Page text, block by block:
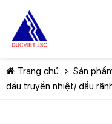
Trang chủ Sản
dầu truyền nhiệt/ dầu